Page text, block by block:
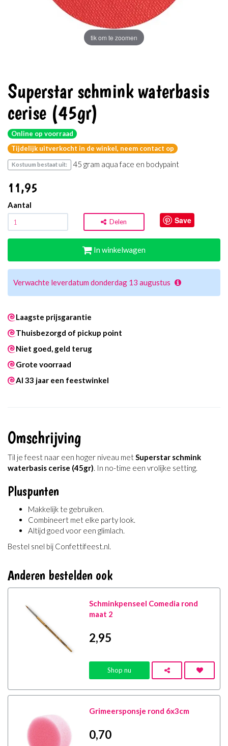
tik om te zoomen
Superstar schmink waterbasis
cerise (45gr)
Online op voorraad
Tijdelijk uitverkocht in de winkel, neem contact op
Kostuum bestaat uit: 45 gram aqua face en bodypaint
11,95
Aantal
Delen Save
In winkelwagen
Verwachte leverdatum donderdag 13 augustus
Laagste prijsgarantie
Thuisbezorgd of pickup point
Niet goed, geld terug
Grote voorraad
Al 33 jaar een feestwinkel
Omschrijving
Til je feest naar een hoger niveau metSuperstar schmink
waterbasis cerise (45gr). In no-time een vrolijke setting.
Pluspunten
Makkelijk te gebruiken.
Combineert met elke party look.
Altijd goed voor een glimlach.
Bestel snel bij Confettifeest.nl.
Anderen bestelden ook
Schminkpenseel Comedia rond
maat 2
2,95
Shop nu
Grimeersponsje rond 6x3cm
0,70